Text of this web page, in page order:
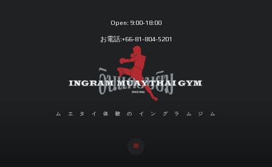
Open: 9:00-18:00
お電話:+66-81-804-5201
ムエタイ体験のイングラムジム